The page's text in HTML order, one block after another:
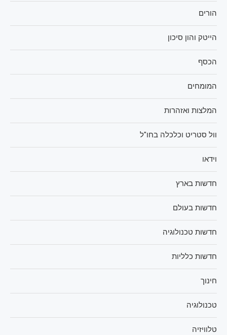
הורים
הייטק והון סיכון
הכסף
המומחים
המלצות ואזהרות
וול סטריט וכלכלה בחו"ל
וידאו
חדשות בארץ
חדשות בעולם
חדשות טכנולוגיה
חדשות כלליות
חינוך
טכנולוגיה
טלוויזיה